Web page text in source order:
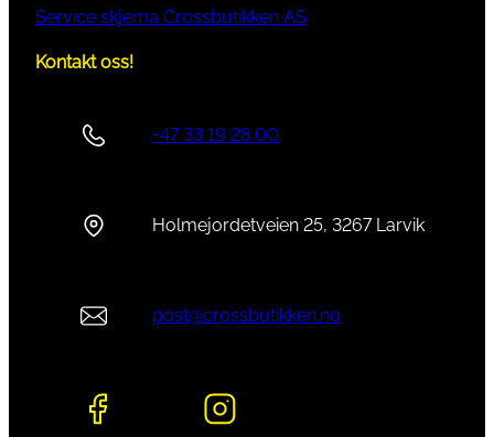
Service skjema Crossbutikken AS
Kontakt oss!
+47 33 19 28 00
Holmejordetveien 25, 3267 Larvik
post@crossbutikken.no